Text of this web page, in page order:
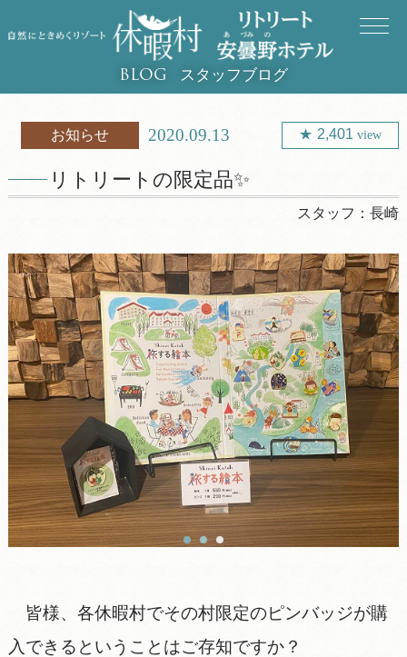
BLOG スタッフブログ
お知らせ 2020.09.13 2,401view
リトリートの限定品✨
スタッフ：長崎
皆様、各休暇村でその村限定のピンバッジが購
入できるということはご存知ですか？